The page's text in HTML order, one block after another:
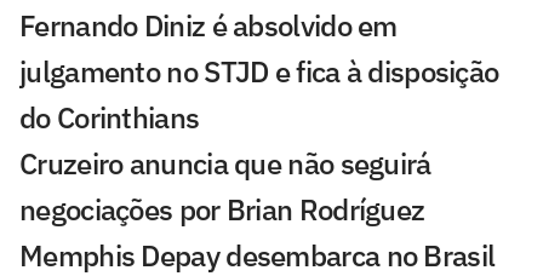
Fernando Diniz é absolvido em
julgamento no STJD e fica à disposição
do Corinthians
Cruzeiro anuncia que não seguirá
negociações por Brian Rodríguez
Memphis Depay desembarca no Brasil